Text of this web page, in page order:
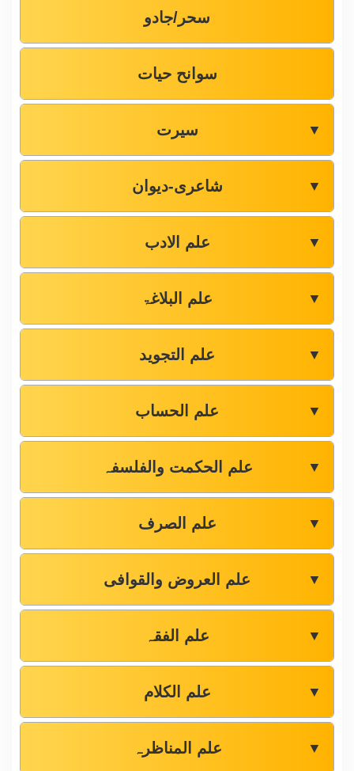
سحر/جادو
سوانح حیات
سیرت ▼
شاعری-دیوان ▼
علم الادب ▼
علم البلاغۃ ▼
علم التجوید ▼
علم الحساب ▼
علم الحکمت والفلسفہ ▼
علم الصرف ▼
علم العروض والقوافی ▼
علم الفقہ ▼
علم الکلام ▼
علم المناظرہ ▼